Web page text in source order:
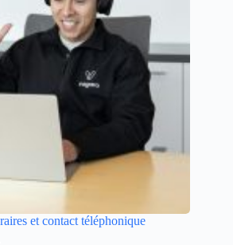
et contact téléphonique